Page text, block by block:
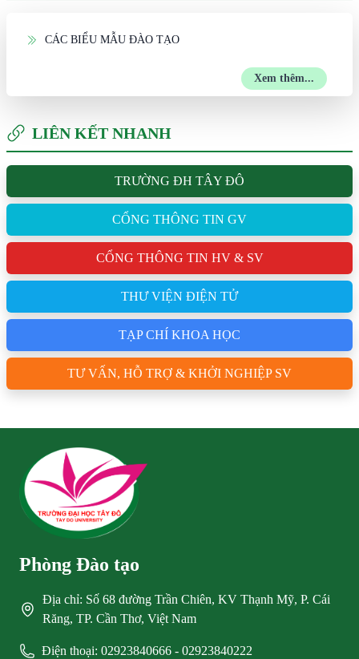
CÁC BIỂU MẪU ĐÀO TẠO
Xem thêm...
LIÊN KẾT NHANH
TRƯỜNG ĐH TÂY ĐÔ
CỔNG THÔNG TIN GV
CỔNG THÔNG TIN HV & SV
THƯ VIỆN ĐIỆN TỬ
TẠP CHÍ KHOA HỌC
TƯ VẤN, HỖ TRỢ & KHỞI NGHIỆP SV
Phòng Đào tạo
Địa chỉ: Số 68 đường Trần Chiên, KV Thạnh Mỹ, P. Cái
Răng, TP. Cần Thơ, Việt Nam
Điện thoại: 02923840666 - 02923840222